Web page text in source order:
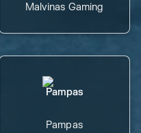
Malvinas Gaming
Pampas